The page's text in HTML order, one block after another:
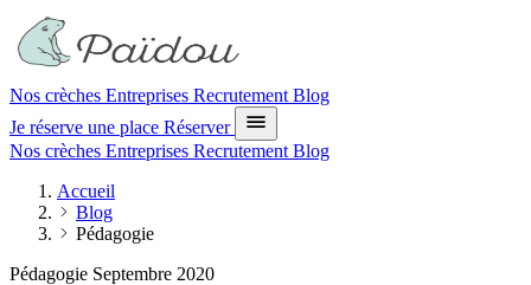
Nos crèches Entreprises Recrutement Blog
Je réserve une place Réserver
Nos crèches Entreprises Recrutement Blog
Accueil
Blog
Pédagogie
Pédagogie Septembre 2020